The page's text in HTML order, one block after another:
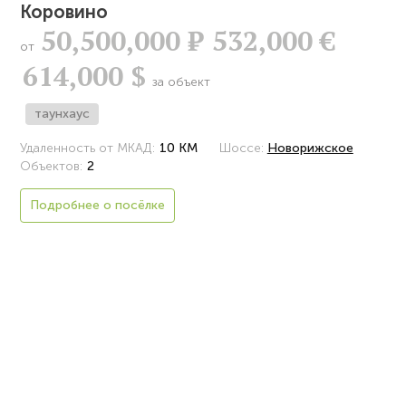
Коровино
от 50,500,000Р 532,000 €
614,000 $ за объект
таунхаус
Удаленность от МКАД: 10 КМ Шоссе: Новорижское
Объектов: 2
Подробнее о посёлке